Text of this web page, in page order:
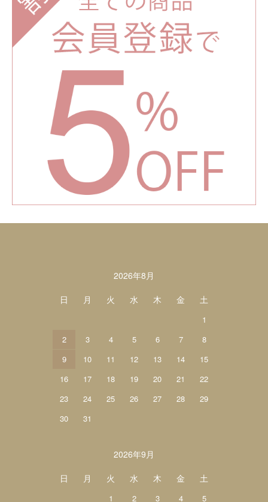
2026年8月
日
月 火 水 木 金 土
1
2
3 4 5 6 7
8
9
10 11 12 13 14
15
16
17 18 19 20 21
22
23
24 25 26 27 28
29
30
31
2026年9月
日
月 火 水 木 金 土
1 2 3 4 5